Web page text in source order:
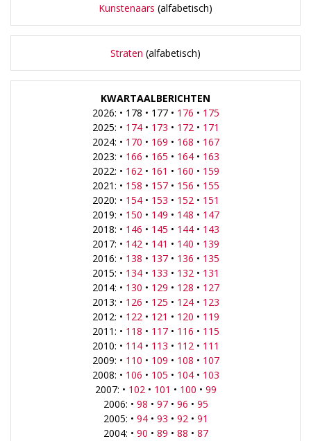
Kunstenaars (alfabetisch)
Straten (alfabetisch)
KWARTAALBERICHTEN
2026: • 178 • 177 • 176 • 175
2025: • 174• 173 • 172 • 171
2024: • 170 • 169 • 168 • 167
2023: • 166 • 165 • 164• 163
2022: • 162 • 161 • 160 • 159
2021: • 158 • 157• 156 • 155
2020: • 154• 153 • 152 • 151
2019: • 150 • 149 • 148 • 147
2018: • 146 • 145 • 144• 143
2017: • 142 • 141 • 140 • 139
2016: • 138 • 137• 136 • 135
2015: • 134• 133 • 132 • 131
2014: • 130 • 129 • 128 • 127
2013: • 126 • 125 • 124• 123
2012: • 122 • 121 • 120 • 119
2011: • 118 • 117• 116 • 115
2010: • 114• 113 • 112 • 111
2009: • 110 • 109 • 108 • 107
2008: • 106 • 105 • 104• 103
2007: • 102 • 101 • 100 • 99
2006: • 98 • 97• 96 • 95
2005: • 94• 93 • 92 • 91
2004: • 90 • 89 • 88 • 87